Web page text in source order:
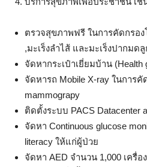
ตรวจสุขภาพฟรี ในการคัดกรอง
,มะเร็งลำไส้ และมะเร็งปากมดลู
จัดหากระเป๋าเยี่ยมบ้าน (Health
จัดหารถ Mobile X-ray ในการคั
mammograpy
ติดตั้งระบบ PACS Datacenter
จัดหา Continuous glucose
literacy ให้แก่ผู้ป่วย
จัดหา AED จำนวน 1,000 เครื่